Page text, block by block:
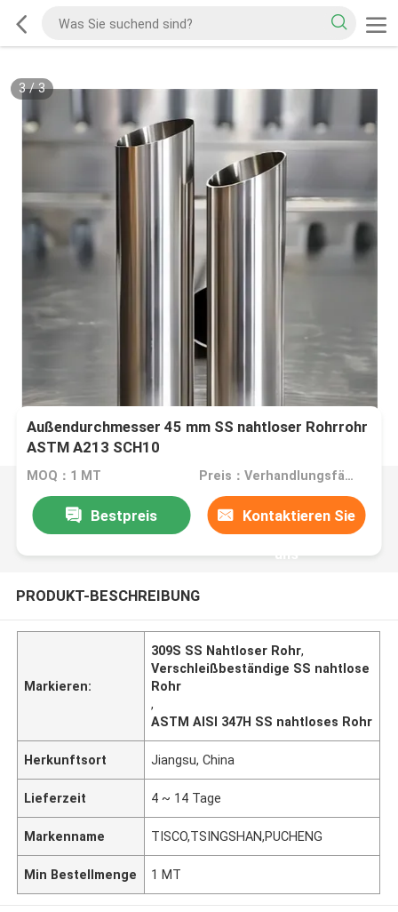
3/3
Außendurchmesser 45 mm SS nahtloser Rohrrohr
ASTM A213 SCH10
MOQ：1 MT Preis：Verhandlungsfähig
Bestpreis Kontaktieren Sie
uns
PRODUKT-BESCHREIBUNG
Markieren:
309S SS Nahtloser Rohr,
Verschleißbeständige SS nahtlose
Rohr
,
ASTM AISI 347H SS nahtloses Rohr
Herkunftsort Jiangsu, China
Lieferzeit 4 ~ 14 Tage
Markenname TISCO,TSINGSHAN,PUCHENG
Min Bestellmenge 1 MT